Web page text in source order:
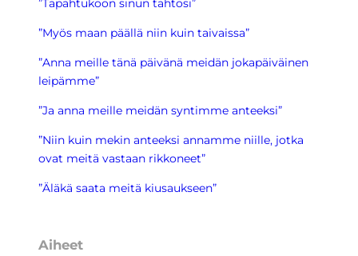
”Tapahtukoon sinun tahtosi”
”Myös maan päällä niin kuin taivaissa”
”Anna meille tänä päivänä meidän jokapäiväinen
leipämme”
”Ja anna meille meidän syntimme anteeksi”
”Niin kuin mekin anteeksi annamme niille, jotka
ovat meitä vastaan rikkoneet”
”Äläkä saata meitä kiusaukseen”
Aiheet